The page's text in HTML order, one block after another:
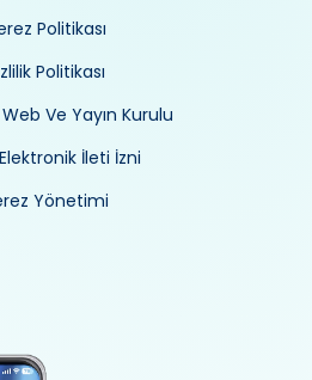
Politikası
Politikası
Ve Yayın Kurulu
İleti İzni
Yönetimi